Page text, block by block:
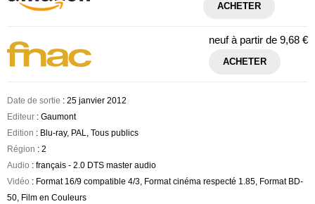
ACHETER
neuf à partir de 9,68 €
ACHETER
Date de sortie : 25 janvier 2012
Editeur : Gaumont
Edition : Blu-ray, PAL, Tous publics
Région : 2
Audio : français - 2.0 DTS master audio
Vidéo : Format 16/9 compatible 4/3, Format cinéma respecté 1.85, Format BD-
50, Film en Couleurs